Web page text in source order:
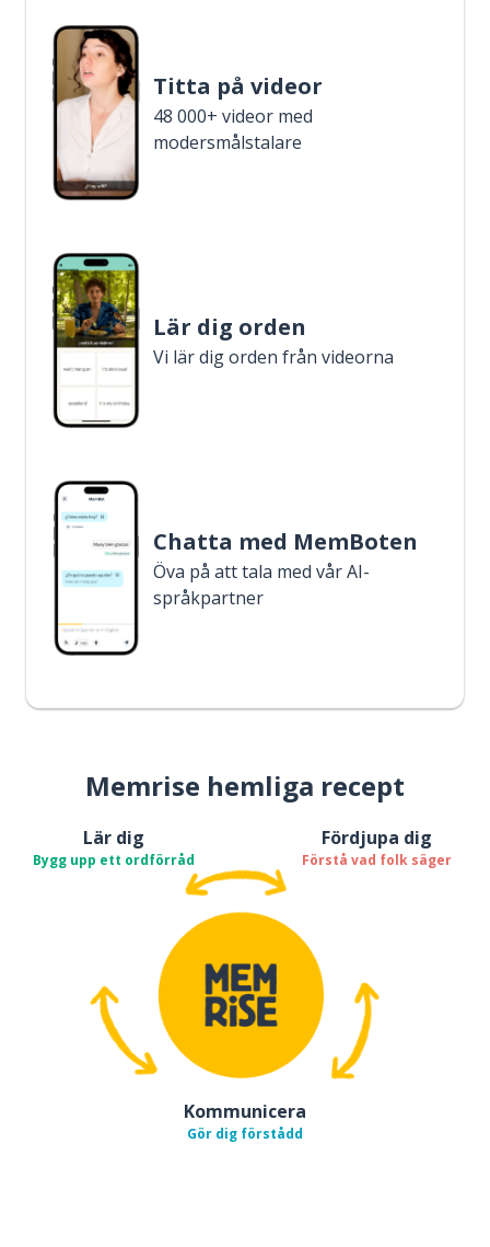
Titta på videor
48 000+ videor med
modersmålstalare
Lär dig orden
Vi lär dig orden från videorna
Chatta med MemBoten
Öva på att tala med vår AI-
språkpartner
Memrise hemliga recept
Lär dig
Bygg upp ett ordförråd
Fördjupa dig
Förstå vad folk säger
Kommunicera
Gör dig förstådd